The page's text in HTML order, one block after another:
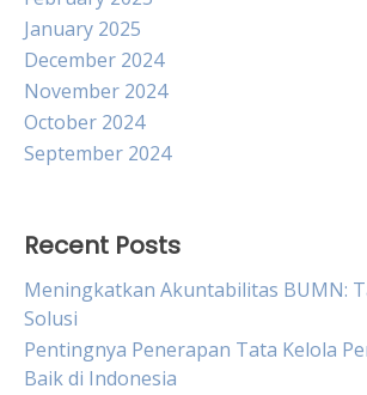
January 2025
December 2024
November 2024
October 2024
September 2024
Recent Posts
Meningkatkan Akuntabilitas BUMN:
Solusi
Pentingnya Penerapan Tata Kelola
Baik di Indonesia